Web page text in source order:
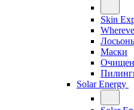
Skin
Маски
Solar Energy